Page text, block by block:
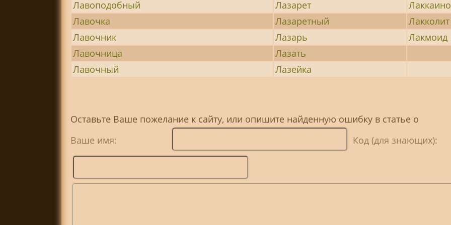
Лавоподобный Лазарет
Лавочка
Лазаретный
Лакколит
Лавочник
Лазарь
Лакмоид
Лавочница
Лазать
Лавочный
Лазейка
Оставьте Ваше пожелание к сайту, или опишите найденную ошибку в статье о
Ваше имя:
Код (для знающих):